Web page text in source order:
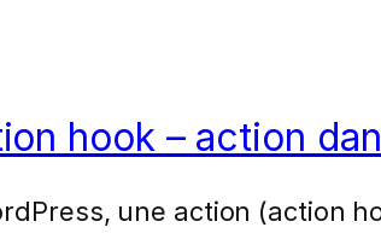
hook – action
une action (action